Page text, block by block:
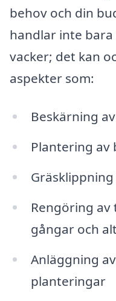
behov och din
handlar inte
vacker; det kan
aspekter som:
Beskärning
Plantering av
Rengöring
gångar och
Anläggning
planteringar